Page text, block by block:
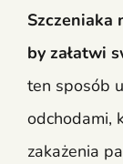
Szczeniaka
by załatwi
ten sposób
odchodami,
zakażenia